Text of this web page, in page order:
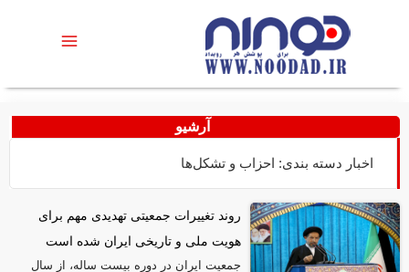
آرشیو
اخبار دسته بندی: احزاب و تشکل‌ها
روند تغییرات جمعیتی تهدیدی مهم برای
هویت ملی و تاریخی ایران شده است
جمعیت ایران در دوره بیست ساله، از سال